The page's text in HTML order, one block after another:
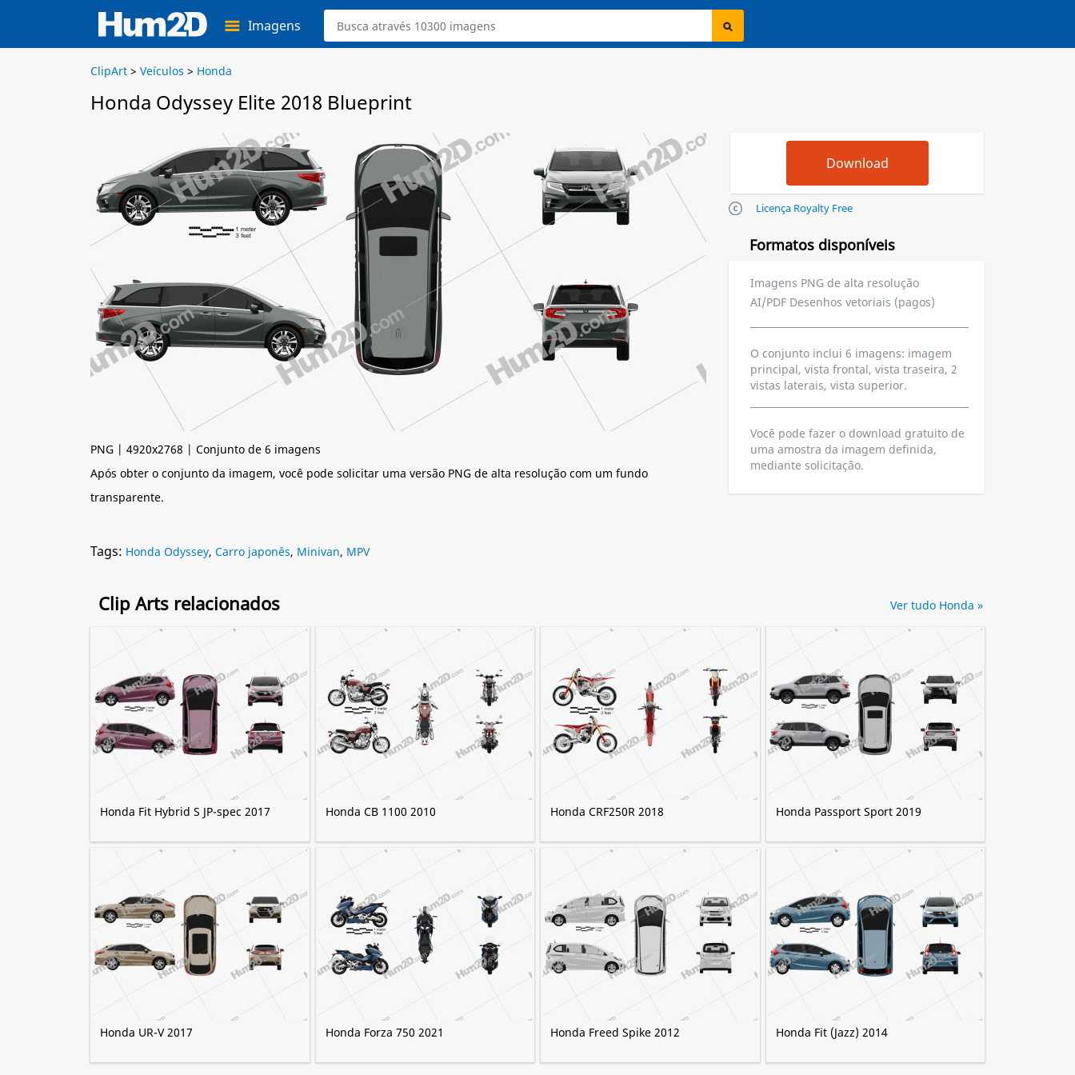
Imagens
ClipArt > Veículos > Honda
Honda Odyssey Elite 2018 Blueprint
PNG | 4920x2768 | Conjunto de 6 imagens
Após obter o conjunto da imagem, você pode solicitar uma versão PNG de alta resolução com um fundo
transparente.
Licença Royalty Free
Formatos disponíveis
Imagens PNG de alta resolução
AI/PDF Desenhos vetoriais (pagos)
O conjunto inclui 6 imagens: imagem
principal, vista frontal, vista traseira, 2
vistas laterais, vista superior.
Você pode fazer o download gratuito de
uma amostra da imagem definida,
mediante solicitação.
Tags: Honda Odyssey, Carro japonês, Minivan, MPV
Clip Arts relacionados
Honda Fit Hybrid S JP-spec 2017 Honda CB 1100 2010 Honda CRF250R 2018 Honda Passport Sport 2019
Honda UR-V 2017 Honda Forza 750 2021 Honda Freed Spike 2012 Honda Fit (Jazz) 2014
Ver tudo Honda »